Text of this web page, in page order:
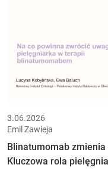
3.06.2026
Emil Zawieja
Blinatumomab
Kluczowa rola